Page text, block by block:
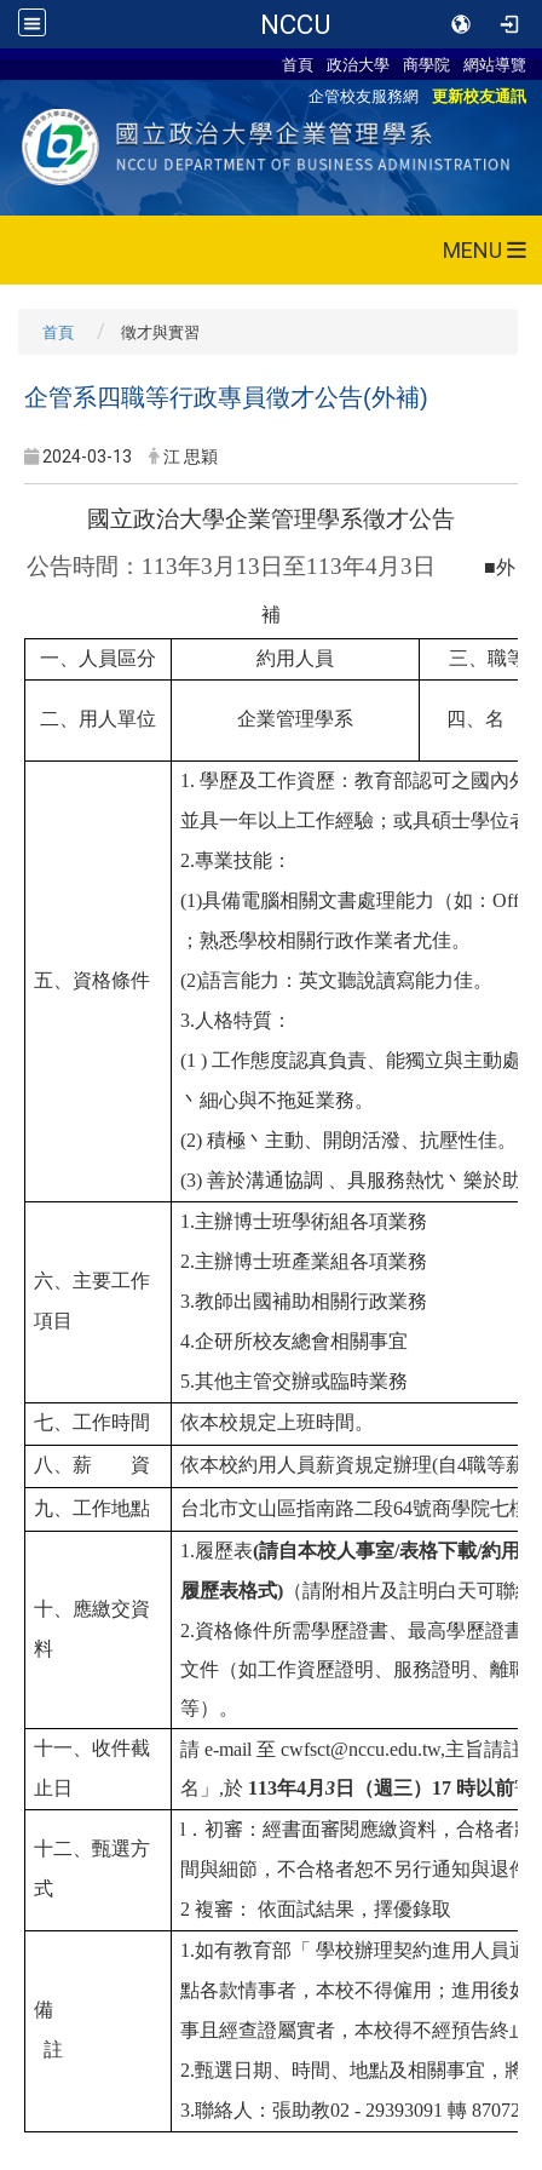
NCCU
首頁 政治大學 商學院
網站導覽
企管校友服務網
更新校友通訊
MENU
首頁 徵才與實習
企管系四職等行政專員徵才公告(外補)
2024-03-13 江 思穎
國立政治大學企業管理學系徵才公告
公告時間： 113年3 月 13 日至113年4月 3 日 ■外
補
一、人員區分 約用人員 三、職等
二、用人單位 企業管理學系 四、名
五、資格條件
1. 學歷及 工作資歷：教育部認可之國內外
並具一年以上工作經驗；或具碩士學位者
2.專業技能：
(1)具備電腦相關文書處理能力（如：
；熟悉學校相關行政作業者尤佳。
(2)語言能力 ： 英文聽說讀寫能力佳。
3. 人格特質：
(1 ) 工作態度認真負責
能獨立與主動處
丶細心與不拖延業務。
(2) 積極丶主動、開朗活潑、抗壓性佳。
(3) 善於溝通協調 、具服務熱忱丶樂於助
六、主要工作
項目
1.主辦博士班學術組各項業務
2.主辦博士班產業組各項業務
3.教師出國補助相關行政業務
4.企研所校友總會相關事宜
5.其他主管交辦或臨時業務
七、工作時間
依本校規定上班時間。
八、薪 資 依本校約用人員薪資規定辦理(自4職等薪
九、工作地點 台北市文山區指南路二段64號商學院七樓
十、應繳交資
料
1.履歷表(請自本校人事室/表格下載/約用
履歷表格式) （請附相片及註明白天可聯
2.資格條件所需學歷證書、最高學歷證書
文件（如工作資歷證明、服務證明、離職
等）。
十一、收件截
止日
請 e-mail 至 cwfsct@nccu.edu.tw,主旨請註
名」 ,於 113年4月 3 日（週三） 17 時以前寄
十二、甄選方
式
l ．初審：經書面審閱應繳資料，合格者將
間與細節，不合格者恕不另行通知與退件
2 複審： 依面試結果，擇優錄取
備
註
1.如有教育部「 學校辦理契約進用人員通
點各款情事者，本校不得僱用；進用後如
事且經查證屬實者，本校得不經預告終止
2.甄選日期、時間、地點及相關事宜，將
3.聯絡人：張助教02 - 29393091 轉 87072